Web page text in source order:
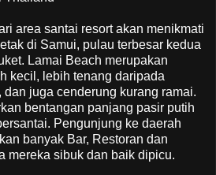
area santai resort akan menikmati
di Samui, pulau terbesar kedua
Lamai Beach merupakan
kecil, lebih tenang daripada
juga cenderung kurang ramai.
bentangan panjang pasir putih
Pengunjung ke daerah
banyak Bar, Restoran dan
mereka sibuk dan baik dipicu.